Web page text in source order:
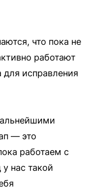
что пока не
работают
исправления
— это
работаем с
нас такой